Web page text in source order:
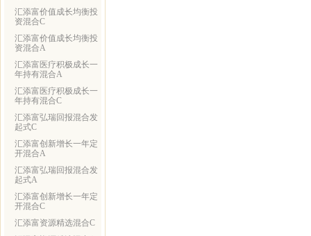
汇添富价值成长均衡投
资混合C
汇添富价值成长均衡投
资混合A
汇添富医疗积极成长一
年持有混合A
汇添富医疗积极成长一
年持有混合C
汇添富弘瑞回报混合发
起式C
汇添富创新增长一年定
开混合A
汇添富弘瑞回报混合发
起式A
汇添富创新增长一年定
开混合C
汇添富资源精选混合C